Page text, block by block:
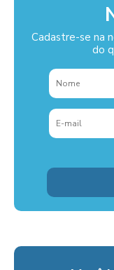
Cadastre-se na
do